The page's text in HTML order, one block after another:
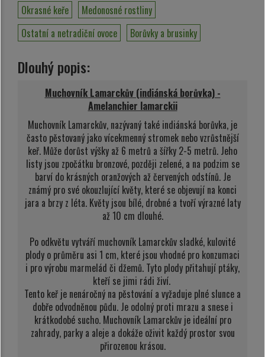
Okrasné keře
Medonosné rostliny
Ostatní a netradiční ovoce
Borůvky a brusinky
Dlouhý popis:
Muchovník Lamarckův (indiánská borůvka) -
Amelanchier lamarckii
Muchovník Lamarckův, nazývaný také indiánská borůvka, je
často pěstovaný jako vícekmenný stromek nebo vzrůstnější
keř. Může dorůst výšky až 6 metrů a šířky 2-5 metrů. Jeho
listy jsou zpočátku bronzové, později zelené, a na podzim se
barví do krásných oranžových až červených odstínů. Je
známý pro své okouzlující květy, které se objevují na konci
jara a brzy z léta. Květy jsou bílé, drobné a tvoří výrazné laty
až 10 cm dlouhé.
Po odkvětu vytváří muchovník Lamarckův sladké, kulovité
plody o průměru asi 1 cm, které jsou vhodné pro konzumaci
i pro výrobu marmelád či džemů. Tyto plody přitahují ptáky,
kteří se jimi rádi živí.
Tento keř je nenáročný na pěstování a vyžaduje plné slunce a
dobře odvodněnou půdu. Je odolný proti mrazu a snese i
krátkodobé sucho. Muchovník Lamarckův je ideální pro
zahrady, parky a aleje a dokáže oživit každý prostor svou
přirozenou krásou.